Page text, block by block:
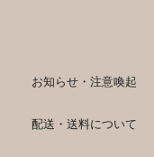
お知らせ・注意喚起
配送・送料について